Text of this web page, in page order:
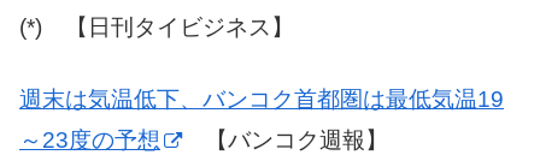
(*) 【日刊タイビジネス】
週末は気温低下、バンコク首都圏は最低気温19
～23度の予想
【バンコク週報】